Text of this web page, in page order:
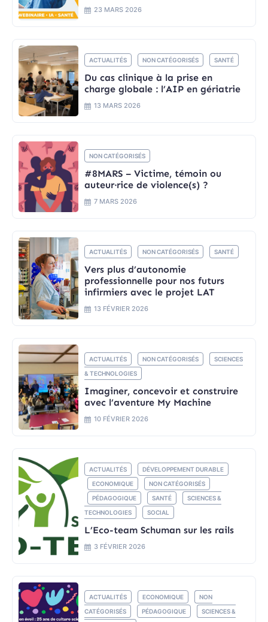
23 MARS 2026
ACTUALITÉS NON CATÉGORISÉS SANTÉ
Du cas clinique à la prise en
charge globale : l’AIP en gériatrie
13 MARS 2026
NON CATÉGORISÉS
#8MARS – Victime, témoin ou
auteur·rice de violence(s) ?
7 MARS 2026
ACTUALITÉS NON CATÉGORISÉS SANTÉ
Vers plus d’autonomie
professionnelle pour nos futurs
infirmiers avec le projet LAT
13 FÉVRIER 2026
ACTUALITÉS NON CATÉGORISÉS
SCIENCES
& TECHNOLOGIES
Imaginer, concevoir et construire
avec l’aventure My Machine
10 FÉVRIER 2026
ACTUALITÉS
DÉVELOPPEMENT DURABLE
ECONOMIQUE
NON CATÉGORISÉS
PÉDAGOGIQUE
SANTÉ
SCIENCES &
TECHNOLOGIES
SOCIAL
L’Eco-team Schuman sur les rails
3 FÉVRIER 2026
ACTUALITÉS ECONOMIQUE
NON
CATÉGORISÉS
PÉDAGOGIQUE SCIENCES &